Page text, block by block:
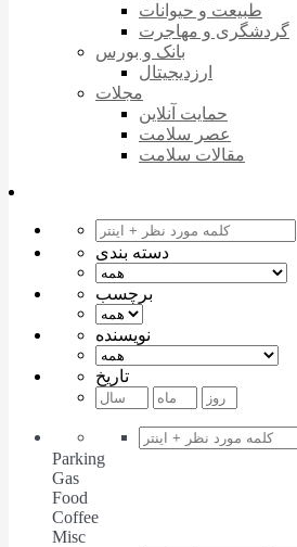
طبیعت و حیوانات
گردشگری و مهاجرت
بانک و بورس
ارزدیجیتال
مجلات
حمایت آنلاین
عصر سلامت
مقالات سلامت
دسته بندی
برچسب
نویسنده
تاریخ
Parking
Gas
Food
Coffee
Misc